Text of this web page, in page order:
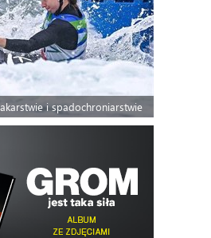
i spadochroniarstwie